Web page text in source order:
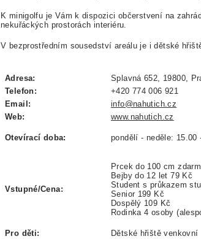
K minigolfu je Vám k dispozici občerstvení na
nekuřáckých prostorách interiéru.
V bezprostředním sousedství areálu je i dětské
Adresa:
Splavná 652, 19800,
Telefon:
+420 774 006 921
Email:
info@nahutich.cz
Web:
www.nahutich.cz
Otevírací doba: pondělí - neděle: 15.00
Vstupné/Cena:
Prcek do 100 cm
Bejby do 12 let 79 Kč
Student s průkazem
Senior 199 Kč
Dospělý 109 Kč
Rodinka 4 osoby
Pro děti: Dětské hřiště venkovní